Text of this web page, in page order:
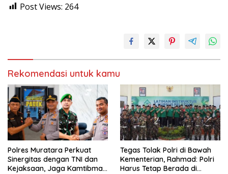
Post Views: 264
Rekomendasi untuk kamu
Polres Muratara Perkuat
Sinergitas dengan TNI dan
Kejaksaan, Jaga Kamtibmas
Tegas Tolak Polri di Bawah
Kementerian, Rahmad: Polri
Harus Tetap Berada di